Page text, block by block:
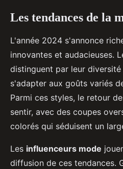
Les tendances de la
L'année 2024 s'annonce
innovantes et audacieuses.
distinguent par leur
s'adapter aux goûts variés
Parmi ces styles, le retour
sentir, avec des coupes
colorés qui séduisent un
Les influenceurs mode
diffusion de ces tendances.